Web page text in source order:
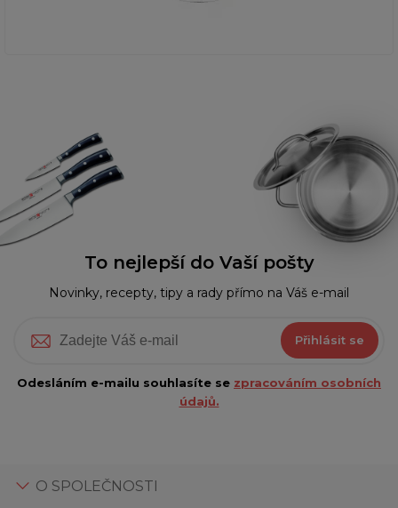
To nejlepší do Vaší pošty
Novinky, recepty, tipy a rady přímo na Váš e-mail
Přihlásit se
Odesláním e-mailu souhlasíte se zpracováním osobních
údajů.
O SPOLEČNOSTI